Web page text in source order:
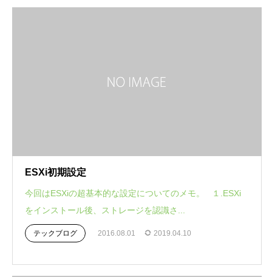
ESXi初期設定
今回はESXiの超基本的な設定についてのメモ。 １.ESXi
をインストール後、ストレージを認識さ...
テックブログ 2016.08.01 2019.04.10